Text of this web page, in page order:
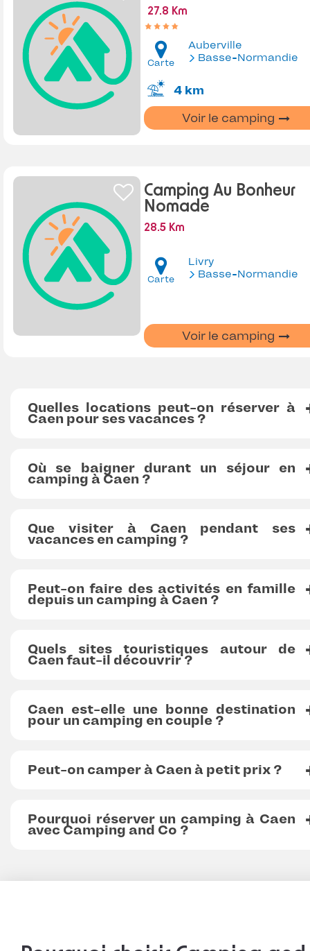
27.8 Km
Carte
Auberville
Basse-Normandie
4 km
Voir le camping
Camping Au Bonheur
Nomade
28.5 Km
Carte
Livry
Basse-Normandie
Voir le camping
Quelles locations peut-on réserver à
Caen pour ses vacances ?
Où se baigner durant un séjour en
camping à Caen ?
Que visiter à Caen pendant ses
vacances en camping ?
Peut-on faire des activités en famille
depuis un camping à Caen ?
Quels sites touristiques autour de
Caen faut-il découvrir ?
Caen est-elle une bonne destination
pour un camping en couple ?
Peut-on camper à Caen à petit prix ?
Pourquoi réserver un camping à Caen
avec Camping and Co ?